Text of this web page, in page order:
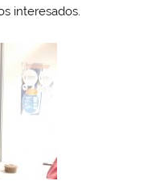
interesados.